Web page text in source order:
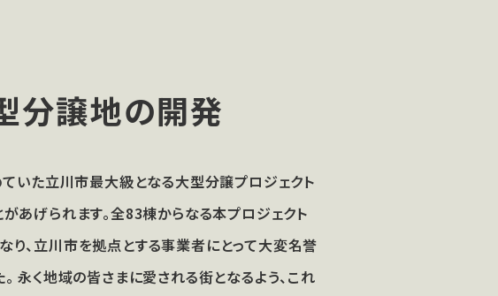
分譲地の開発
いた立川市最大級となる大型分譲プロジェクト
あげられます。全83棟からなる本プロジェクト
り、立川市を拠点とする事業者にとって大変名誉
永く地域の皆さまに愛される街となるよう、これ